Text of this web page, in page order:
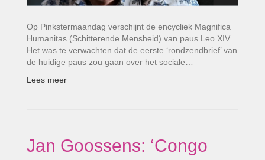
Op Pinkstermaandag verschijnt de encycliek Magnifica
Humanitas (Schitterende Mensheid) van paus Leo XIV.
Het was te verwachten dat de eerste ‘rondzendbrief’ van
de huidige paus zou gaan over het sociale…
Lees meer
Jan Goossens: ‘Congo